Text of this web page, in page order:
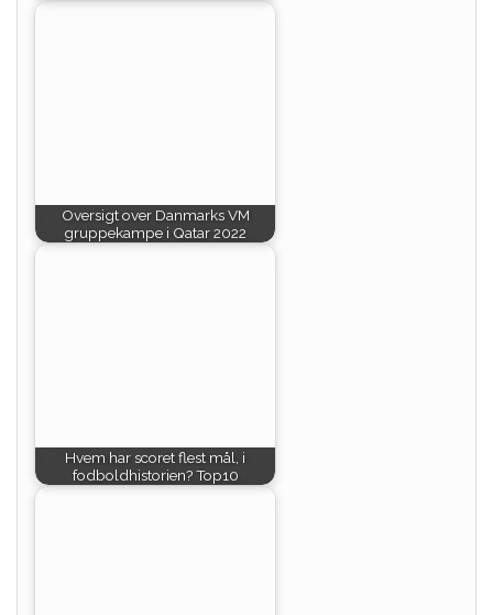
Oversigt over Danmarks VM
gruppekampe i Qatar 2022
Hvem har scoret flest mål, i
fodboldhistorien? Top10